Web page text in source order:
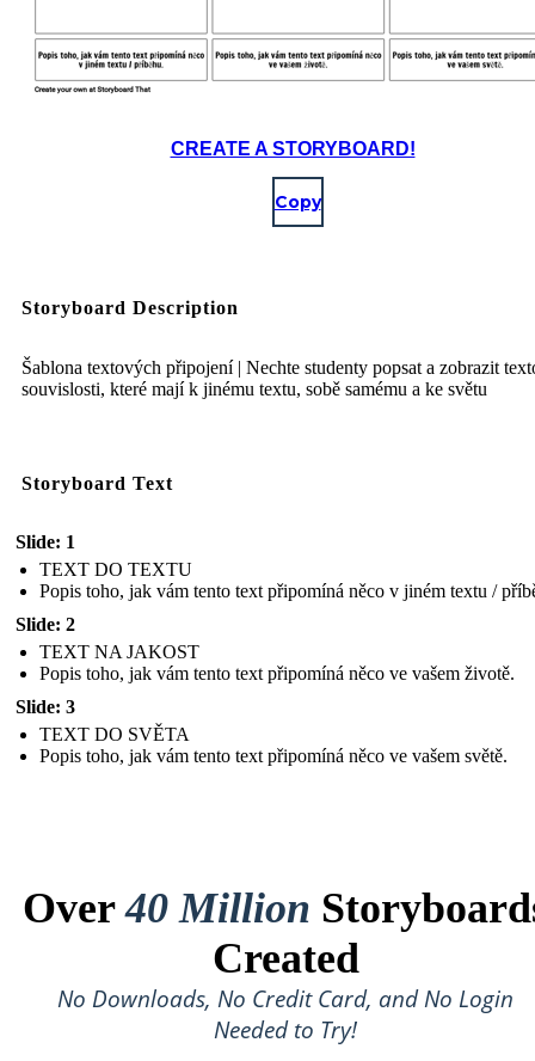
CREATE A STORYBOARD!
Copy
Storyboard Description
Šablona textových připojení | Nechte studenty popsat a zobrazit
souvislosti, které mají k jinému textu, sobě samému a ke světu
Storyboard Text
Slide: 1
TEXT DO TEXTU
Popis toho, jak vám tento text připomíná něco v jiném textu /
Slide: 2
TEXT NA JAKOST
Popis toho, jak vám tento text připomíná něco ve vašem životě.
Slide: 3
TEXT DO SVĚTA
Popis toho, jak vám tento text připomíná něco ve vašem světě.
Over40 Million
Created
No Downloads, No Credit Card, and No Login
Needed to Try!